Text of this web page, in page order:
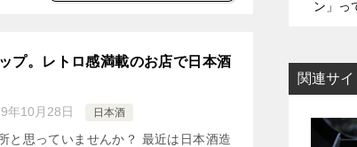
プ。レトロ感満載のお店で日本酒
年10月28日 日本酒
と思っていませんか？ 最近は日本酒造
ン」っ
関連サイ